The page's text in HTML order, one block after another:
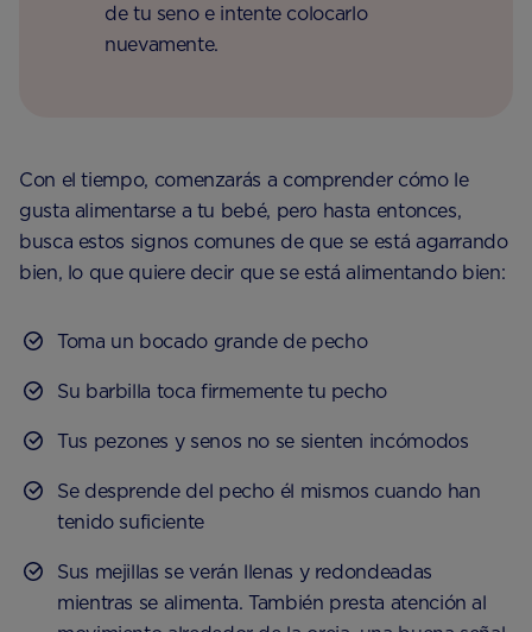
de tu seno e intente colocarlo
nuevamente.
Con el tiempo, comenzarás a comprender cómo le
gusta alimentarse a tu bebé, pero hasta entonces,
busca estos signos comunes de que se está agarrando
bien, lo que quiere decir que se está alimentando bien:
Toma un bocado grande de pecho
Su barbilla toca firmemente tu pecho
Tus pezones y senos no se sienten incómodos
Se desprende del pecho él mismos cuando han
tenido suficiente
Sus mejillas se verán llenas y redondeadas
mientras se alimenta. También presta atención al